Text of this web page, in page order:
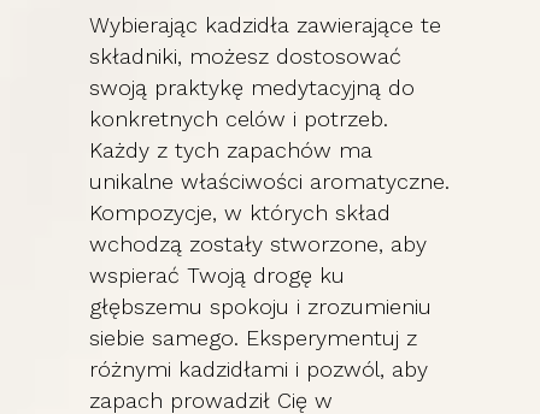
Wybierając kadzidła zawierające te
składniki, możesz dostosować
swoją praktykę medytacyjną do
konkretnych celów i potrzeb.
Każdy z tych zapachów ma
unikalne właściwości aromatyczne.
Kompozycje, w których skład
wchodzą zostały stworzone, aby
wspierać Twoją drogę ku
głębszemu spokoju i zrozumieniu
siebie samego. Eksperymentuj z
różnymi kadzidłami i pozwól, aby
zapach prowadził Cię w